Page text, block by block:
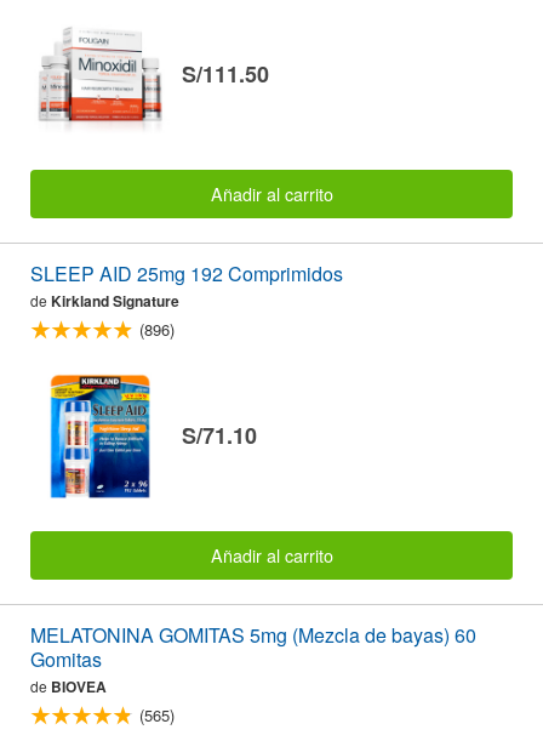
S/111.50
Añadir al carrito
SLEEP AID 25mg 192 Comprimidos
de Kirkland Signature
(896)
S/71.10
Añadir al carrito
MELATONINA GOMITAS 5mg (Mezcla de bayas) 60
Gomitas
de BIOVEA
(565)